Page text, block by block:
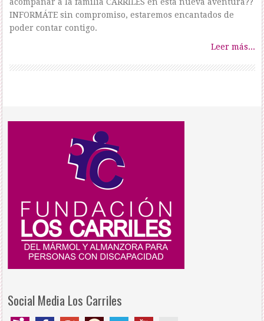
INFORMÁTE sin compromiso, estaremos encantados de
poder contar contigo.
Leer más...
Social Media Los Carriles